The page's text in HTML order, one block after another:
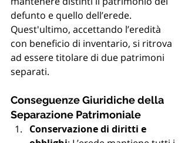
defunto e quello dell’erede.
Quest'ultimo, accettando l’eredità
con beneficio di inventario, si ritrova
ad essere titolare di due patrimoni
separati.
Conseguenze Giuridiche della
Separazione Patrimoniale
Conservazione di diritti e